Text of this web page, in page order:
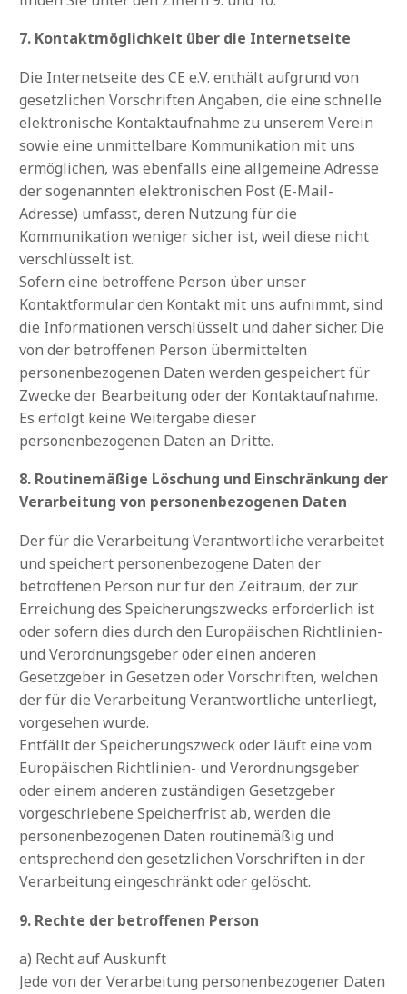
7. Kontaktmöglichkeit über die Internetseite
Die Internetseite des CE e.V. enthält aufgrund von
gesetzlichen Vorschriften Angaben, die eine schnelle
elektronische Kontaktaufnahme zu unserem Verein
sowie eine unmittelbare Kommunikation mit uns
ermöglichen, was ebenfalls eine allgemeine Adresse
der sogenannten elektronischen Post (E-Mail-
Adresse) umfasst, deren Nutzung für die
Kommunikation weniger sicher ist, weil diese nicht
verschlüsselt ist.
Sofern eine betroffene Person über unser
Kontaktformular den Kontakt mit uns aufnimmt, sind
die Informationen verschlüsselt und daher sicher. Die
von der betroffenen Person übermittelten
personenbezogenen Daten werden gespeichert für
Zwecke der Bearbeitung oder der Kontaktaufnahme.
Es erfolgt keine Weitergabe dieser
personenbezogenen Daten an Dritte.
8. Routinemäßige Löschung und Einschränkung der
Verarbeitung von personenbezogenen Daten
Der für die Verarbeitung Verantwortliche verarbeitet
und speichert personenbezogene Daten der
betroffenen Person nur für den Zeitraum, der zur
Erreichung des Speicherungszwecks erforderlich ist
oder sofern dies durch den Europäischen Richtlinien-
und Verordnungsgeber oder einen anderen
Gesetzgeber in Gesetzen oder Vorschriften, welchen
der für die Verarbeitung Verantwortliche unterliegt,
vorgesehen wurde.
Entfällt der Speicherungszweck oder läuft eine vom
Europäischen Richtlinien- und Verordnungsgeber
oder einem anderen zuständigen Gesetzgeber
vorgeschriebene Speicherfrist ab, werden die
personenbezogenen Daten routinemäßig und
entsprechend den gesetzlichen Vorschriften in der
Verarbeitung eingeschränkt oder gelöscht.
9. Rechte der betroffenen Person
a) Recht auf Auskunft
Jede von der Verarbeitung personenbezogener Daten